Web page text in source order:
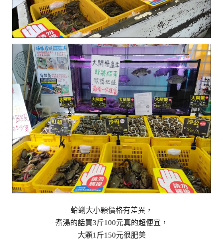
蛤蜊大小顆價格有差異，
煮湯的話買3斤100元真的超便宜，
大顆1斤150元很肥美